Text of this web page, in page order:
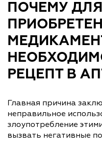
ПОЧЕМУ ДЛЯ
РЕЦЕПТ В
Главная причина
неправильное
злоупотребление
вызвать негативные